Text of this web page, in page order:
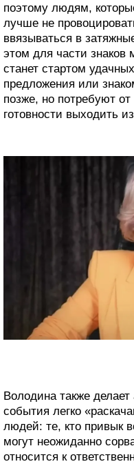
поэтому людям,
лучше не
ввязываться в
этом для части знаков
станет стартом
предложения или
позже, но потребуют
готовности выходить
Володина также
события легко
людей: те, кто привык
могут неожиданно
относится к